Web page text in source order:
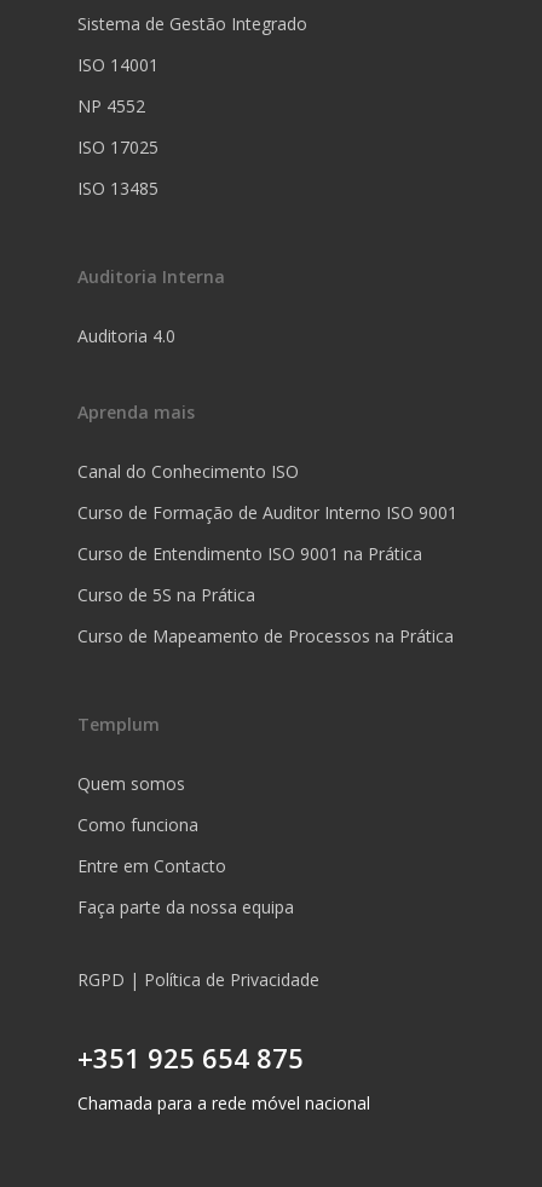
Sistema de Gestão Integrado
ISO 14001
NP 4552
ISO 17025
ISO 13485
Auditoria Interna
Auditoria 4.0
Aprenda mais
Canal do Conhecimento ISO
Curso de Formação de Auditor Interno ISO 9001
Curso de Entendimento ISO 9001 na Prática
Curso de 5S na Prática
Curso de Mapeamento de Processos na Prática
Templum
Quem somos
Como funciona
Entre em Contacto
Faça parte da nossa equipa
RGPD | Política de Privacidade
+351 925 654 875
Chamada para a rede móvel nacional